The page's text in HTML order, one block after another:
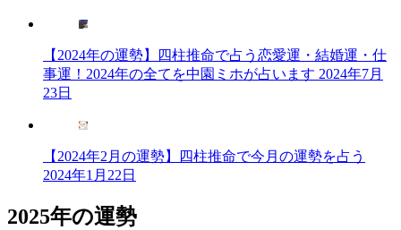
【2024年の運勢】四柱推命で占う恋愛運・結婚運・仕
事運！2024年の全てを中園ミホが占います 2024年7月
23日
【2024年2月の運勢】四柱推命で今月の運勢を占う
2024年1月22日
2025年の運勢